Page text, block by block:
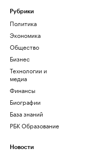
Рубрики
Политика
Экономика
Общество
Бизнес
Технологии и
медиа
Финансы
Биографии
База знаний
РБК Образование
Новости